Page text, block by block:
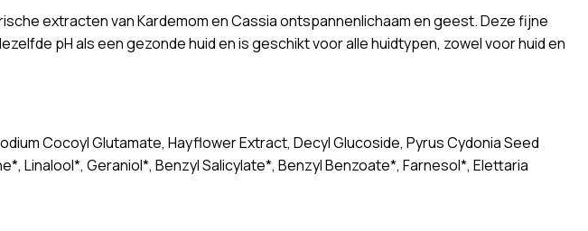
extracten van Kardemom en Cassia ontspannenlichaam en geest. Deze fijne
pH als een gezonde huid en is geschikt voor alle huidtypen, zowel voor huid en
Cocoyl Glutamate, Hayflower Extract, Decyl Glucoside, Pyrus Cydonia Seed
Linalool*, Geraniol*, Benzyl Salicylate*, Benzyl Benzoate*, Farnesol*, Elettaria